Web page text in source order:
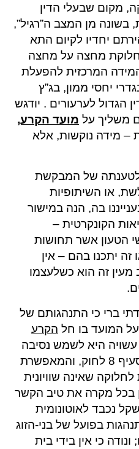
מקום שבעלי הדין
בשונה מן המצב ה”רגיל”,
יחדיו לקיום התא
מחצה על מחצה
כאמת המידה המרכזית להפעלת
יחסי ממון, בג”ץ
הדין הגדול לערעורים . יודגש
משליך על מועד הקרע,
– מידה נוקשות, אלא
לטענתה של המבקשת
או השיתופיות
בה, הנה במישור
הקונקרטית –
הטעון אשר תחושות
יתכנו בהם – אין
מעין זה הוא כשלעצמו
ברי כי התנהגותם של
על המועד בו חל הקרע
היא לשמש נסיבה
מיוחדת הבאה בגדרו של סעיף 8 לחוק, והמאפשרת
שאינה שוויונית
בכל מקרה את טיב הקשר
נכבד לאוטונומית
בפועל של בני-הזוג
כי אין בידי בית